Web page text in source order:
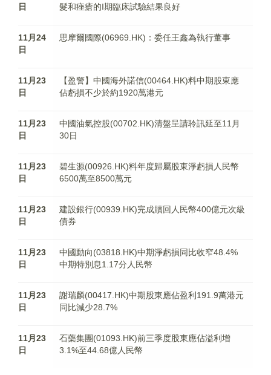
日
髮和痤瘡的I期臨床試驗結果良好
11月24
日
思摩爾國際(06969.HK)：委任王鑫為執行董事
11月23
日
【盈警】中國海外諾信(00464.HK)料中期股東應
佔虧損不少於約1920萬港元
11月23
日
中國油氣控股(00702.HK)清盤呈請聆訊延至11月
30日
11月23
日
碧生源(00926.HK)料年度歸屬股東淨虧損人民幣
6500萬至8500萬元
11月23
日
建設銀行(00939.HK)完成贖回人民幣400億元次級
債券
11月23
日
中國動向(03818.HK)中期淨虧損同比收窄48.4%
中期特別息1.17分人民幣
11月23
日
謝瑞麟(00417.HK)中期股東應佔盈利191.9萬港元
同比減少28.7%
11月23
日
石藥集團(01093.HK)前三季度股東應佔溢利增
3.1%至44.68億人民幣